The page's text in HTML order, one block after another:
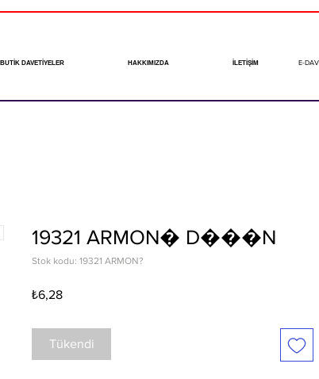
BUTİK DAVETİYELER HAKKIMIZDA İLETİŞİM E-
19321 ARMON� D���N
Stok kodu: 19321 ARMON?
₺6,28Fiyat
Tükendi